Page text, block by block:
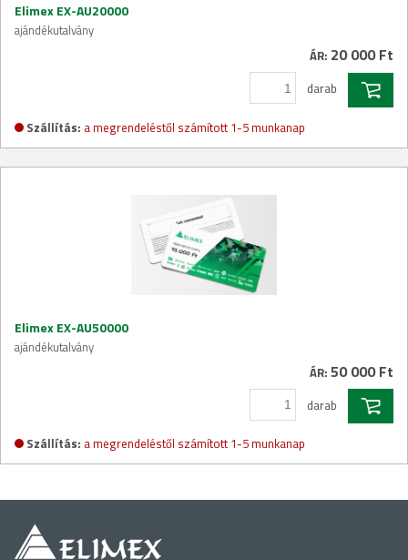
Elimex EX-AU20000
ajándékutalvány
ÁR: 20 000 Ft
darab
Szállítás: a megrendeléstől számított 1-5 munkanap
Elimex EX-AU50000
ajándékutalvány
ÁR: 50 000 Ft
darab
Szállítás: a megrendeléstől számított 1-5 munkanap